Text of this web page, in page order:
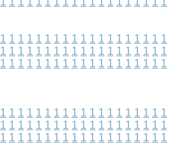
1 1 1 1 1 1 1 1 1 1 1 1 1 1 1 1 1 1 1
1 1 1 1 1 1 1 1 1 1 1 1 1 1 1 1 1 1 1
1 1 1 1 1 1 1 1 1 1 1 1 1 1 1 1 1 1 1
1 1 1 1 1 1 1 1 1 1 1 1 1 1 1 1 1 1 1
1 1 1 1 1 1 1 1 1 1 1 1 1 1 1 1 1 1 1
1 1 1 1 1 1 1 1 1 1 1 1 1 1 1 1 1 1 1